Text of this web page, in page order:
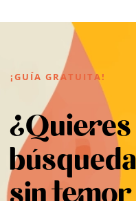
¡GUÍA GRATUITA!